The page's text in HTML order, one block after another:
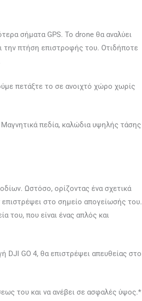
σήματα GPS. Το drone θα αναλύει
την πτήση επιστροφής του. Οτιδήποτε
πετάξτε το σε ανοιχτό χώρο χωρίς
πεδία, καλώδια υψηλής τάσης
Ωστόσο, ορίζοντας ένα σχετικά
στο σημείο απογείωσής του.
του, που είναι ένας απλός και
GO 4, θα επιστρέψει απευθείας στο
του και να ανέβει σε ασφαλές ύψος.*